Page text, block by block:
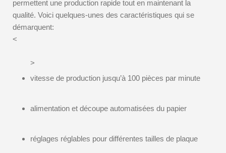
permettent une production rapide tout en maintenant la
qualité. Voici quelques-unes des caractéristiques qui se
démarquent:
<
>
vitesse de production jusqu’à 100 pièces par minute
alimentation et découpe automatisées du papier
réglages réglables pour différentes tailles de plaque